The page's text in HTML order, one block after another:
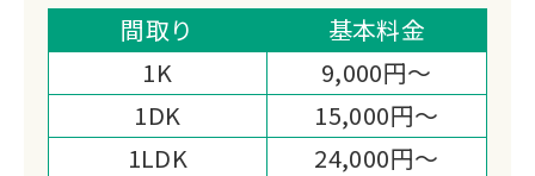
ご遺族やご本人の想いに寄り添い、窓口
一つで負担を軽減。
各分野の専門スタッフが連携し、安心・
誠実なサービスを提供しています。
間取り
基本料金
1K
9,000円～
1DK
15,000円～
1LDK
24,000円～